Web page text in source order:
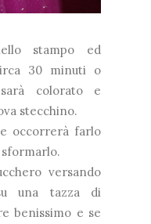
stampo ed
30 minuti o
colorato e
stecchino.
occorrerà farlo
versando
una tazza di
benissimo e se